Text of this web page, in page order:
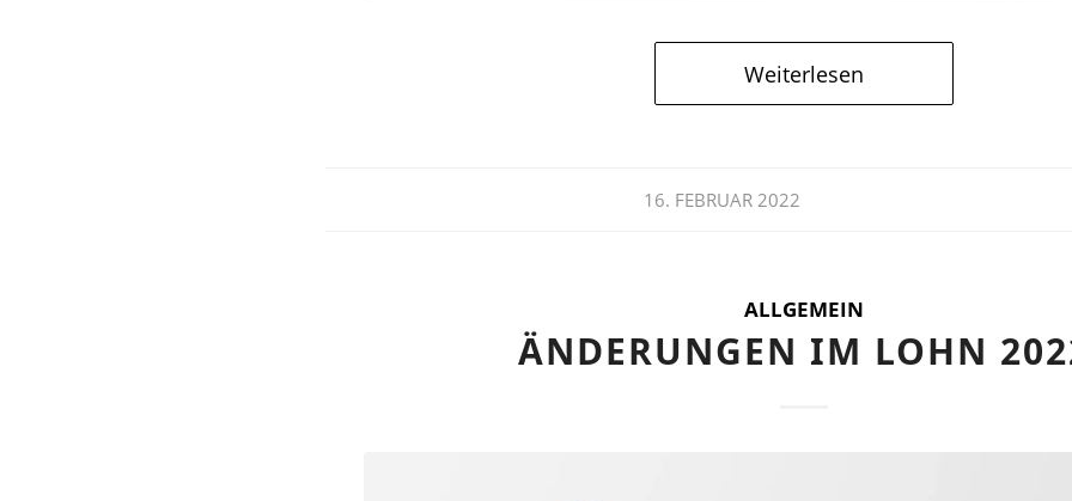
Weiterlesen
16. FEBRUAR 2022
ALLGEMEIN
ÄNDERUNGEN IM LOHN